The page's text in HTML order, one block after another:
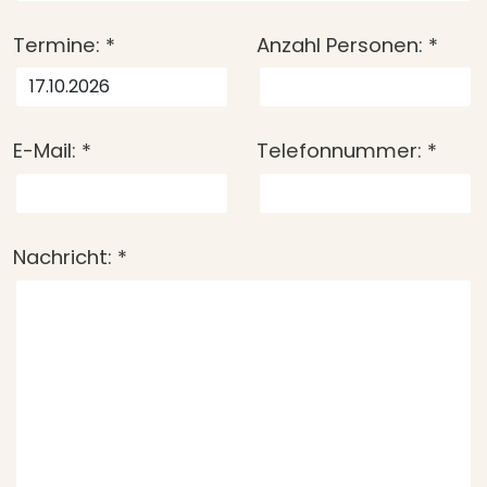
Termine: * Anzahl Personen: *
E-Mail: * Telefonnummer: *
Nachricht: *